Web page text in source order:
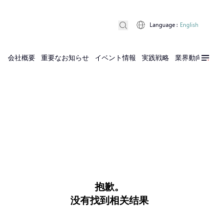
会社概要 重要なお知らせ イベント情報 実践戦略 業界動向 実
Language : English
抱歉。
没有找到相关结果